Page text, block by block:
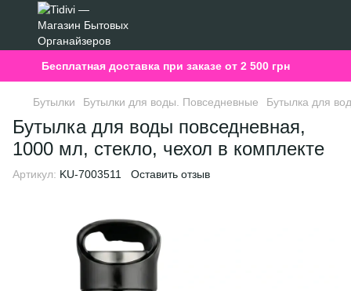
Бесплатная доставка при заказе от 2 500 грн
Бутылки Бутылки для воды. Повседневные Бутылка для
Бутылка для воды повседневная,
1000 мл, стекло, чехол в комплекте
Артикул: KU-7003511 Оставить отзыв